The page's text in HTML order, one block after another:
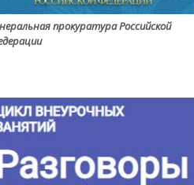
прокуратура Российской